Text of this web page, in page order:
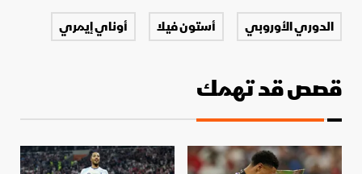
الدوري الأوروبي أستون فيلا أوناي إيمري
قصص قد تهمك